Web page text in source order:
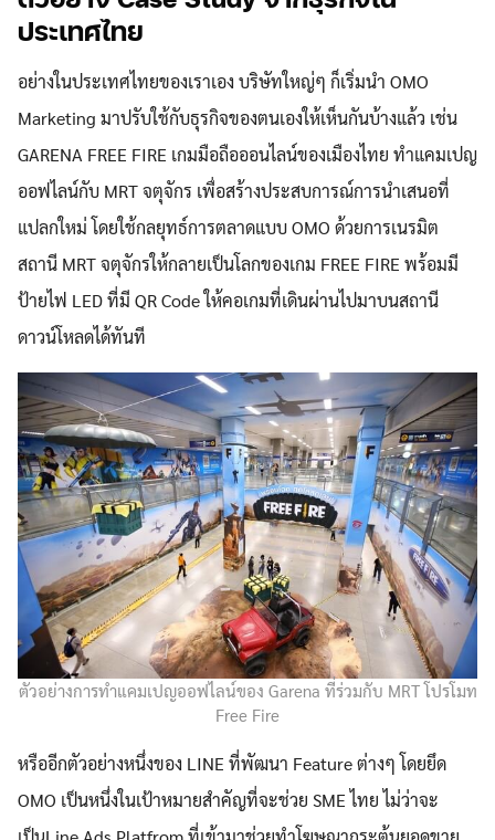
Search
for:
Search
ประเทศไทย
อย่างในประเทศไทยของเราเอง บริษัทใหญ่ๆ ก็เริ่มนำ OMO
Marketing มาปรับใช้กับธุรกิจของตนเองให้เห็นกันบ้างแล้ว เช่น
GARENA FREE FIRE เกมมือถือออนไลน์ของเมืองไทย ทำแคมเปญ
ออฟไลน์กับ MRT จตุจักร เพื่อสร้างประสบการณ์การนำเสนอที่
แปลกใหม่ โดยใช้กลยุทธ์การตลาดแบบ OMO ด้วยการเนรมิต
สถานี MRT จตุจักรให้กลายเป็นโลกของเกม FREE FIRE พร้อมมี
ป้ายไฟ LED ที่มี QR Code ให้คอเกมที่เดินผ่านไปมาบนสถานี
ดาวน์โหลดได้ทันที
ตัวอย่างการทำแคมเปญออฟไลน์ของ Garena ที่ร่วมกับ MRT โปรโมท
Free Fire
หรืออีกตัวอย่างหนึ่งของ LINE ที่พัฒนา Feature ต่างๆ โดยยึด
OMO เป็นหนึ่งในเป้าหมายสำคัญที่จะช่วย SME ไทย ไม่ว่าจะ